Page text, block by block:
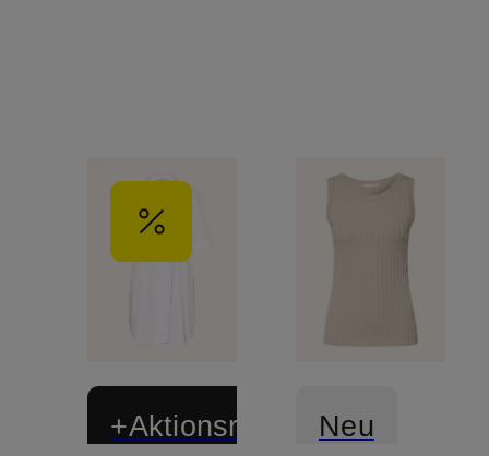
+Aktionsrabatt Neu